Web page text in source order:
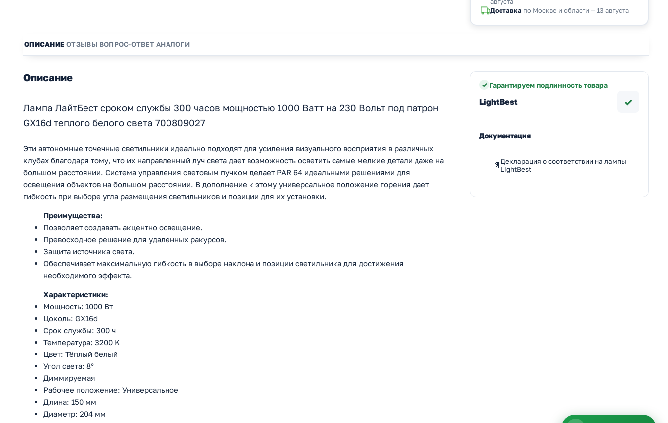
Доставка по Москве и области — 13 августа
ОПИСАНИЕ ОТЗЫВЫ ВОПРОС-ОТВЕТ АНАЛОГИ
Описание
Лампа ЛайтБест сроком службы 300 часов мощностью 1000 Ватт на 230 Вольт под патрон
GX16d теплого белого света 700809027
Эти автономные точечные светильники идеально подходят для усиления визуального восприятия в различных
клубах благодаря тому, что их направленный луч света дает возможность осветить самые мелкие детали даже на
большом расстоянии. Система управления световым пучком делает PAR 64 идеальными решениями для
освещения объектов на большом расстоянии. В дополнение к этому универсальное положение горения дает
гибкость при выборе угла размещения светильников и позиции для их установки.
Преимущества:
Позволяет создавать акцентно освещение.
Превосходное решение для удаленных ракурсов.
Защита источника света.
Обеспечивает максимальную гибкость в выборе наклона и позиции светильника для достижения
необходимого эффекта.
Характеристики:
Мощность: 1000 Вт
Цоколь: GX16d
Срок службы: 300 ч
Температура: 3200 K
Цвет: Тёплый белый
Угол света: 8°
Диммируемая
Рабочее положение: Универсальное
Длина: 150 мм
Диаметр: 204 мм
Гарантируем подлинность товара
LightBest ✓
Документация
Декларация о соответствии на лампы
LightBest